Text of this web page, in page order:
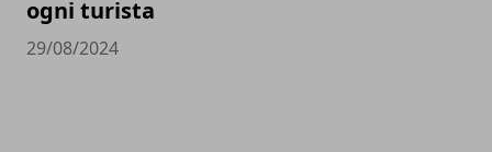
ogni turista
29/08/2024